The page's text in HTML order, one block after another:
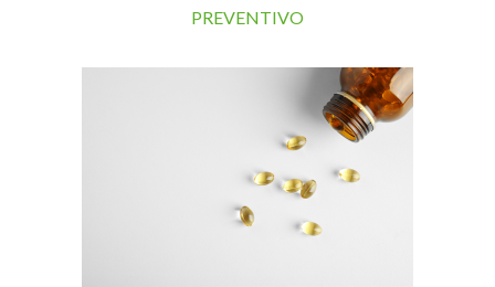
PREVENTIVO